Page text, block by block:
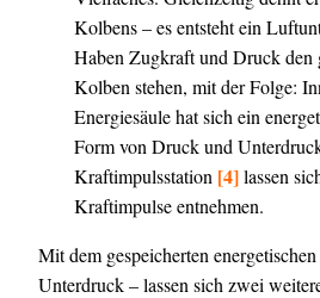
Kolbens – es entsteht ein
Haben Zugkraft und Druck den
Kolben stehen, mit der Folge:
Energiesäule hat sich ein
Form von Druck und
Kraftimpulsstation [4]lassen
Kraftimpulse entnehmen.
Mit dem gespeicherten
Unterdruck – lassen sich zwei